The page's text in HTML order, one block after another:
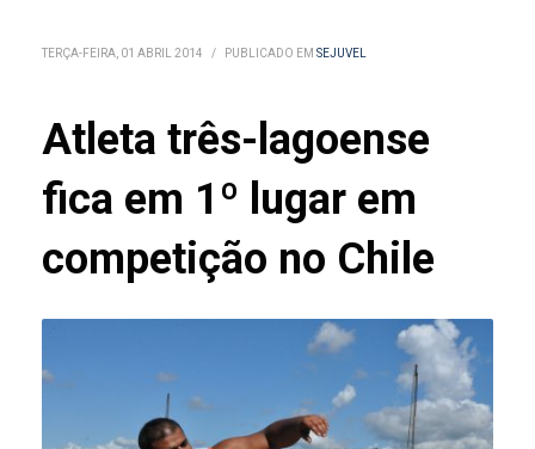
TERÇA-FEIRA, 01 ABRIL 2014 / PUBLICADO EM SEJUVEL
Atleta três-lagoense
fica em 1º lugar em
competição no Chile